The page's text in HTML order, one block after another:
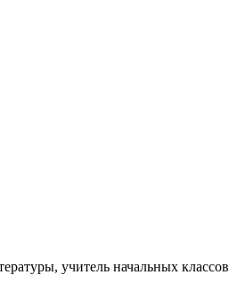
учитель начальных классов